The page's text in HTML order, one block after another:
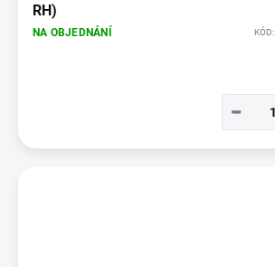
RH)
NA OBJEDNÁNÍ KÓD:
−